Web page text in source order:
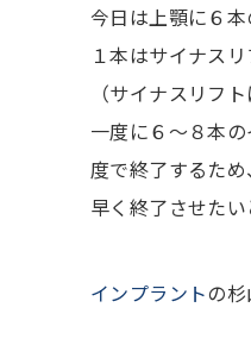
今日は上顎に６
１本はサイナス
（サイナスリフ
一度に６〜８本
度で終了するた
早く終了させたい
インプラントの